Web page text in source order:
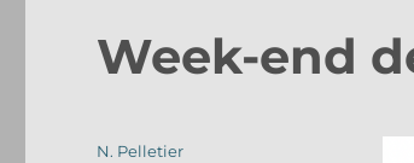
Week-end
Auteur
N. Pelletier